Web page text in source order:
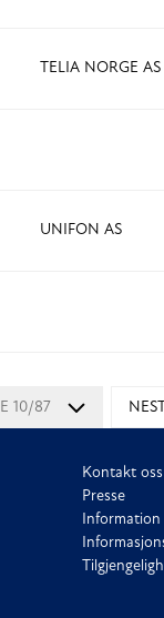
TELIA NORGE AS
UNIFON AS
10/87
Kontakt oss
Presse
Information